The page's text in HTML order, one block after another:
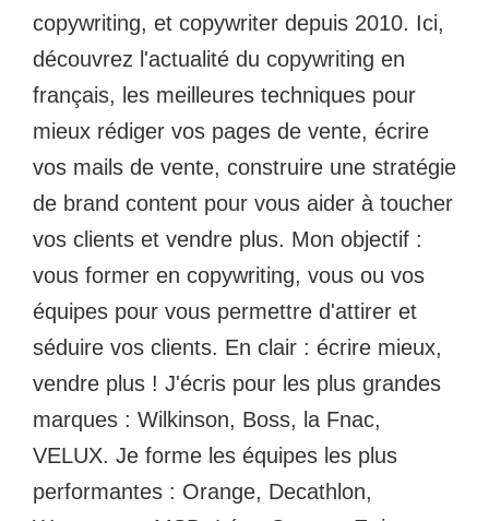
copywriting, et copywriter depuis 2010. Ici,
découvrez l'actualité du copywriting en
français, les meilleures techniques pour
mieux rédiger vos pages de vente, écrire
vos mails de vente, construire une stratégie
de brand content pour vous aider à toucher
vos clients et vendre plus. Mon objectif :
vous former en copywriting, vous ou vos
équipes pour vous permettre d'attirer et
séduire vos clients. En clair : écrire mieux,
vendre plus ! J'écris pour les plus grandes
marques : Wilkinson, Boss, la Fnac,
VELUX. Je forme les équipes les plus
performantes : Orange, Decathlon,